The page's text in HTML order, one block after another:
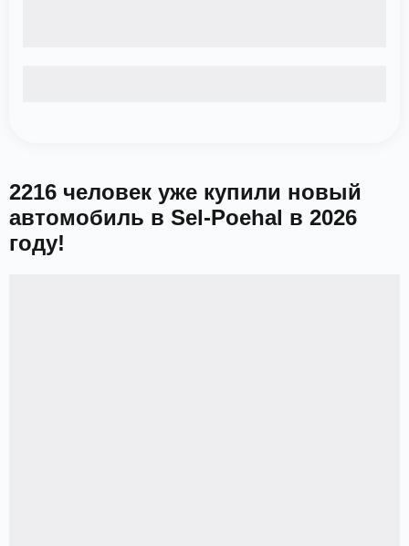
2216 человек уже купили новый
автомобиль в Sel-Poehal в 2026
году!